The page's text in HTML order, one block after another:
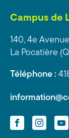
Campus de
140, 4e Avenue
La Pocatière
Téléphone :
FacebookInstagram